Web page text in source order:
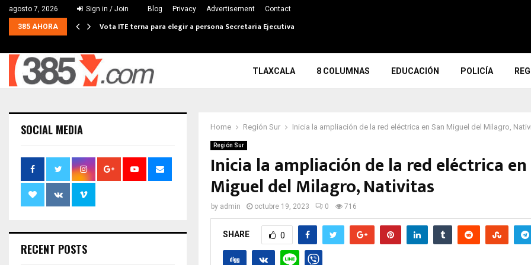
agosto 7, 2026 Sign in / Join Blog Privacy Advertisement Contact
385 AHORA Vota ITE terna para elegir a persona Secretaria Ejecutiva
TLAXCALA 8 COLUMNAS EDUCACIÓN POLICÍA
Home Región Sur Inicia la ampliación de la red eléctrica en San Miguel del Milagro,
Región Sur
Inicia la ampliación de la red eléctrica en
Miguel del Milagro, Nativitas
by admin octubre 19, 2023 0 716
SHARE 0
SOCIAL MEDIA
RECENT POSTS